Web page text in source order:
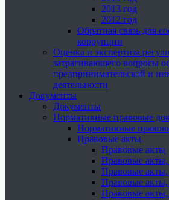
2013 год
2012 год
Обратная связь для
коррупции
Оценка и экспертиза
затрагивающего вопросы
предпринимательской и
деятельности
Документы
Документы
Нормативные правовые
Нормативные
Правовые акты
Правовые акты
Правовые акты,
Правовые акты,
Правовые акты,
Правовые акты,